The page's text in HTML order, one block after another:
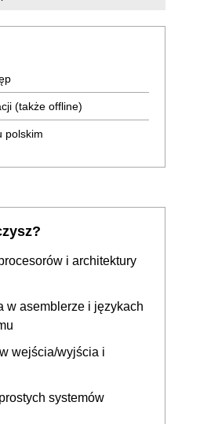
(także offline)
polskim
i architektury
w asemblerze i językach
wejścia/wyjścia i
systemów